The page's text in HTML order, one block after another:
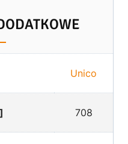
Unico
708